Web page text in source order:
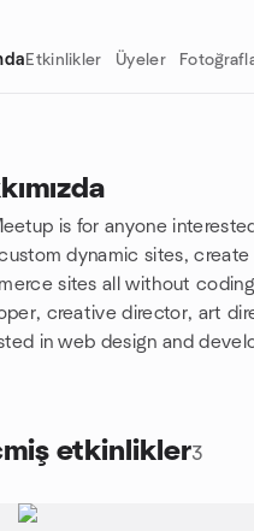
Etkinlikler Üyeler
is for anyone
dynamic sites,
sites all without
creative director, art
in web design and
etkinlikler3